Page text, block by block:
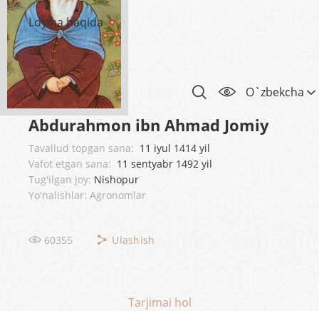
Loyiha haqida
O`zbekcha
Abdurahmon ibn Ahmad Jomiy
Tavallud topgan sana: 11 iyul 1414 yil
Vafot etgan sana: 11 sentyabr 1492 yil
Tug'ilgan joy: Nishopur
Yo'nalishlar: Agronomlar
60355 Ulashish
Tarjimai hol